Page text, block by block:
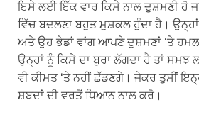
ਇਸੇ ਲਈ ਇੱਕ ਵਾਰ ਕਿਸੇ ਨਾਲ ਦੁਸ਼ਮਣੀ ਹੋ
ਵਿੱਚ ਬਦਲਣਾ ਬਹੁਤ ਮੁਸ਼ਕਲ ਹੁੰਦਾ ਹੈ। ਉਨ੍ਹਾਂ
ਅਤੇ ਉਹ ਭੇਡਾਂ ਵਾਂਗ ਆਪਣੇ ਦੁਸ਼ਮਣਾਂ ‘ਤੇ
ਉਨ੍ਹਾਂ ਨੂੰ ਕਿਸੇ ਦਾ ਬੁਰਾ ਲੱਗਦਾ ਹੈ ਤਾਂ
ਵੀ ਕੀਮਤ ‘ਤੇ ਨਹੀਂ ਛੱਡਣਗੇ। ਜੇਕਰ ਤੁਸੀਂ
ਸ਼ਬਦਾਂ ਦੀ ਵਰਤੋਂ ਧਿਆਨ ਨਾਲ ਕਰੋ।